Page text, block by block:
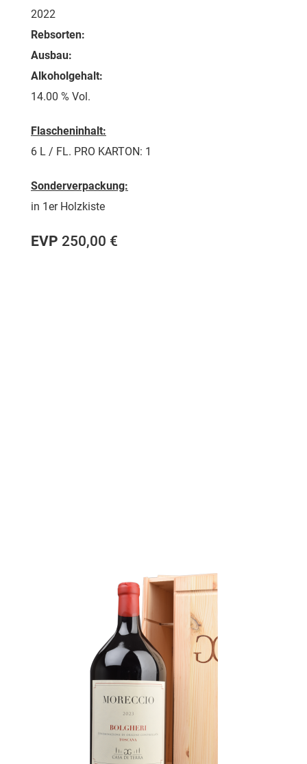
2022
Rebsorten:
Ausbau:
Alkoholgehalt:
14.00 % Vol.
Flascheninhalt:
6 L / FL. PRO KARTON: 1
Sonderverpackung:
in 1er Holzkiste
EVP 250,00 €